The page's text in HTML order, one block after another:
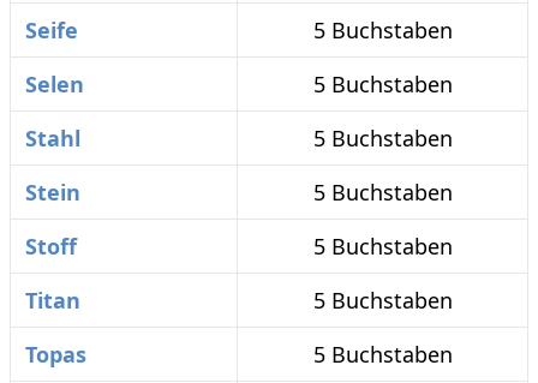
Seife
5 Buchstaben
Selen
5 Buchstaben
Stahl
5 Buchstaben
Stein
5 Buchstaben
Stoff
5 Buchstaben
Titan
5 Buchstaben
Topas
5 Buchstaben